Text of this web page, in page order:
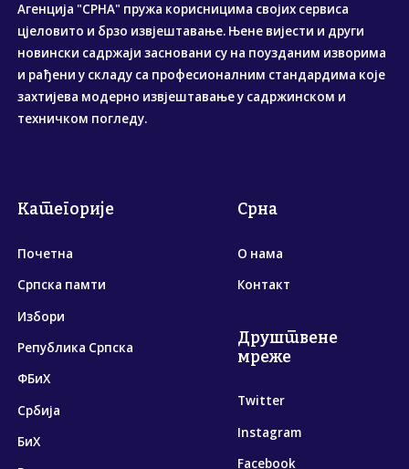
Агенција "СРНА" пружа корисницима својих сервиса
цјеловито и брзо извјештавање. Њене вијести и други
новински садржаји засновани су на поузданим изворима
и рађени у складу са професионалним стандардима које
захтијева модерно извјештавање у садржинском и
техничком погледу.
Категорије
Почетна
Српска памти
Избори
Република Српска
ФБиХ
Србија
БиХ
Срна
О нама
Контакт
Друштвене
мреже
Twitter
Instagram
Facebook